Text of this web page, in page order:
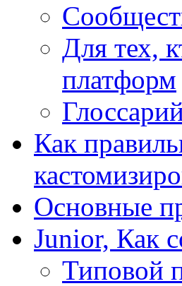
Для тех,
платформ
Как
Основные
Junior, Как
Типовой